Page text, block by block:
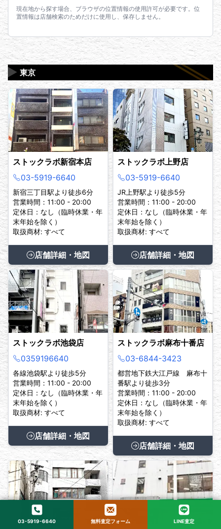
現在地から探す場合、ブラウザの位置情報の使用許可が必要です。位
置情報は店舗検索のためだけに使用し、保存しません。
東京
▶
ストックラボ新宿本店
03-5919-6640
新宿三丁目駅より徒歩6分
営業時間：11:00 - 20:00
定休日：なし（臨時休業・年
末年始を除く）
取扱商材: すべて
店舗詳細・地図
ストックラボ上野店
03-5919-6640
JR上野駅より徒歩5分
営業時間：11:00 - 20:00
定休日：なし（臨時休業・年
末年始を除く）
取扱商材: すべて
店舗詳細・地図
ストックラボ池袋店
0359196640
各線池袋駅より徒歩5分
営業時間：11:00 - 20:00
定休日：なし（臨時休業・年
末年始を除く）
取扱商材: すべて
店舗詳細・地図
ストックラボ麻布十番店
03-6844-3423
都営地下鉄大江戸線 麻布十
番駅より徒歩3分
営業時間：11:00 - 20:00
定休日：なし（臨時休業・年
末年始を除く）
取扱商材: すべて
店舗詳細・地図
03-5919-6640 無料査定フォーム LINE査定